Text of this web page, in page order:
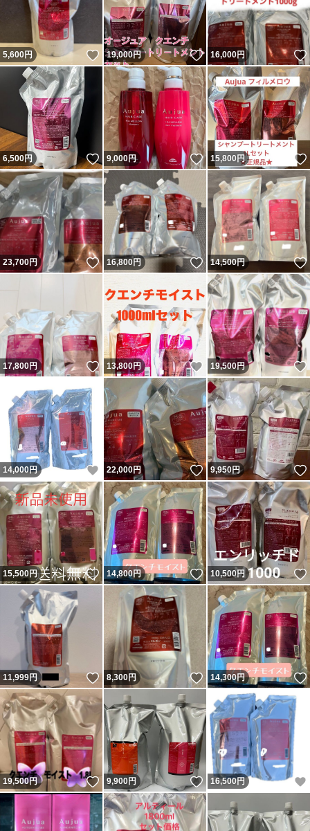
5,600円 いいね！
19,000円 いいね！
16,000円
6,500円 いいね！
9,000円 いいね！
15,800 円
23,700円 いいね！
16,800円 いいね！
14,500円
17,800円 いいね！
13,800円 いいね！
19,500円
14,000円 いいね！
22,000円 いいね！
9,950円
15,500円 いいね！
14,800円 いいね！
10,500円
11,999円 いいね！
8,300円 いいね！
14,300円
19,500円 いいね！
9,900円 いいね！
16,500円